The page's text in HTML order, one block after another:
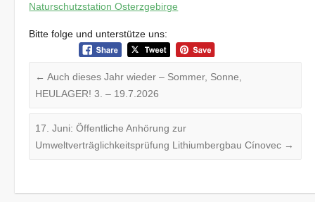
Naturschutzstation Osterzgebirge
Bitte folge und unterstütze uns:
← Auch dieses Jahr wieder – Sommer, Sonne,
HEULAGER! 3. – 19.7.2026
17. Juni: Öffentliche Anhörung zur
Umweltverträglichkeitsprüfung Lithiumbergbau Cínovec →